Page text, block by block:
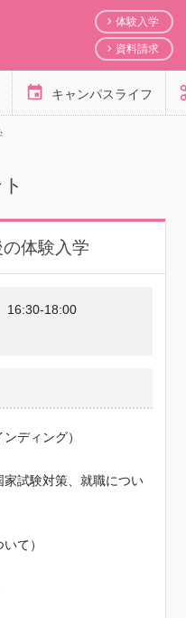
体験入学
資料請求
キャンパスライフ
体験入学
16:30-18:00
ディング）
試験対策、就職につい
て）